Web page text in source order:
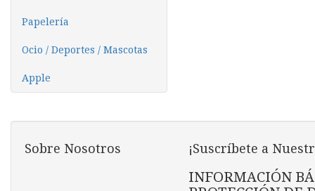
Papelería
Ocio / Deportes / Mascotas
Apple
Sobre Nosotros ¡Suscríbete a
INFORMACIÓN